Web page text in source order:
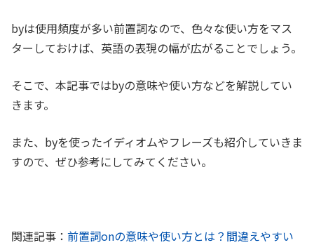
byは使用頻度が多い前置詞なので、色々な使い方をマス
ターしておけば、英語の表現の幅が広がることでしょう。
そこで、本記事ではbyの意味や使い方などを解説してい
きます。
また、byを使ったイディオムやフレーズも紹介していきま
すので、ぜひ参考にしてみてください。
関連記事： 前置詞onの意味や使い方とは？間違えやすい